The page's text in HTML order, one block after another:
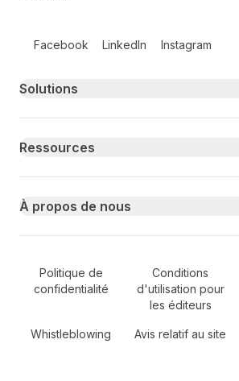
Facebook LinkedIn Instagram
Primary footer navigation
Solutions
Ressources
À propos de nous
Secondary Footer Navigation
Politique de
confidentialité
Conditions
d'utilisation pour
les éditeurs
Whistleblowing Avis relatif au site